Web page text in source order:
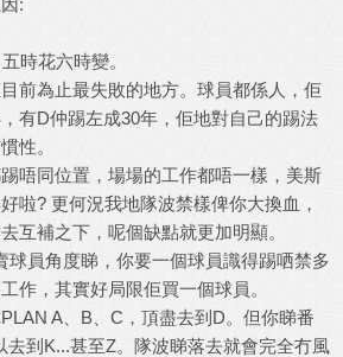
:
時花六時變。
前為止最失敗的地方。球員都係人，佢
有D仲踢左成30年，佢地對自己的踢法
性。
唔同位置，場場的工作都唔一樣，美斯
啦? 更何況我地隊波禁樣俾你大換血，
互補之下，呢個缺點就更加明顯。
球員角度睇，你要一個球員識得踢哂禁多
作，其實好局限佢買一個球員。
A、B、C，頂盡去到D。但你睇番
去到K...甚至Z。隊波睇落去就會完全冇風